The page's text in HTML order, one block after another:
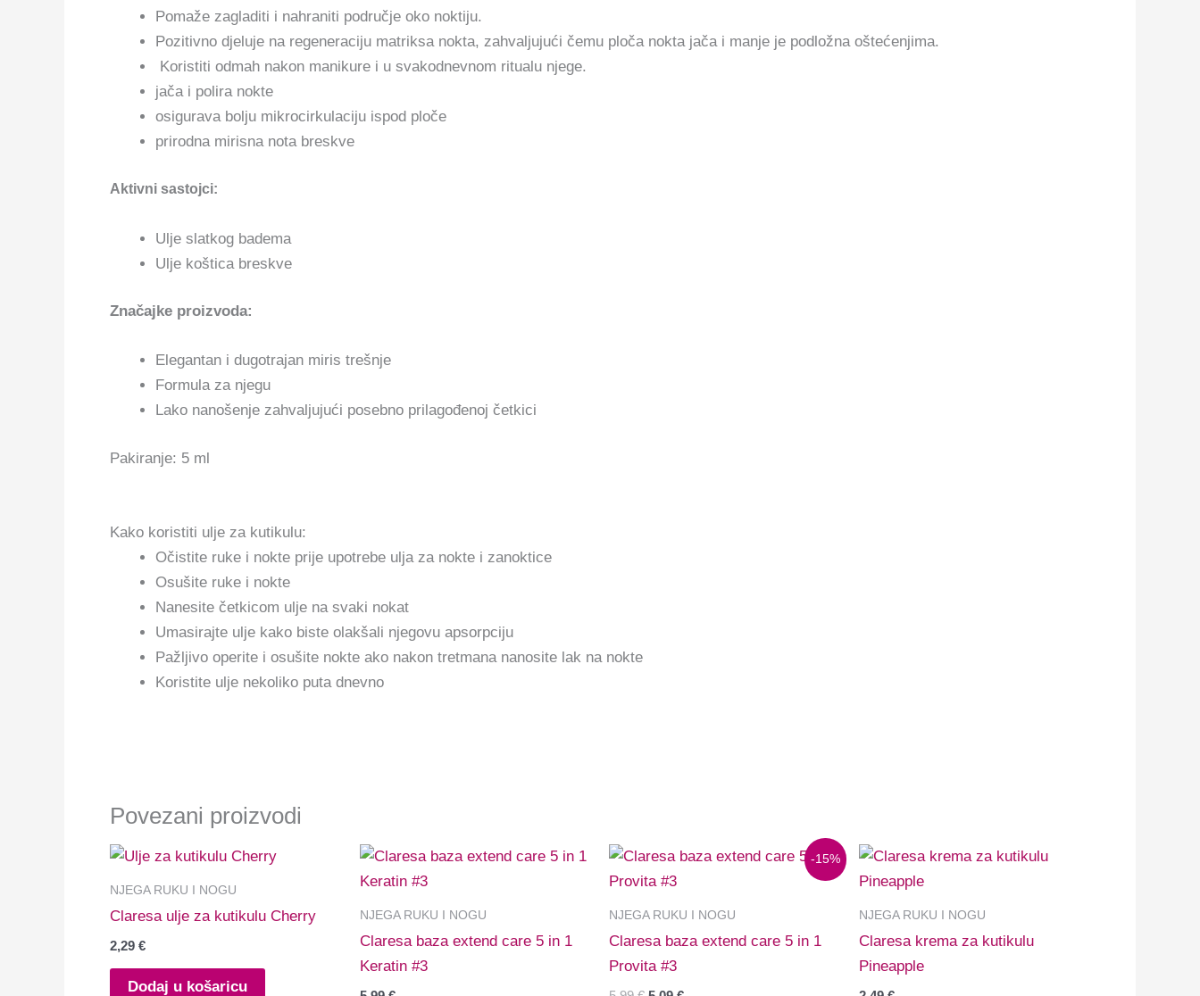
Pomaže zagladiti i nahraniti područje oko noktiju.
Pozitivno djeluje na regeneraciju matriksa nokta, zahvaljujući čemu ploča nokta jača i manje je podložna oštećenjima.
Koristiti odmah nakon manikure i u svakodnevnom ritualu njege.
jača i polira nokte
osigurava bolju mikrocirkulaciju ispod ploče
prirodna mirisna nota breskve
Aktivni sastojci:
Ulje slatkog badema
Ulje koštica breskve
Značajke proizvoda:
Elegantan i dugotrajan miris trešnje
Formula za njegu
Lako nanošenje zahvaljujući posebno prilagođenoj četkici
Pakiranje: 5 ml
Kako koristiti ulje za kutikulu:
Očistite ruke i nokte prije upotrebe ulja za nokte i zanoktice
Osušite ruke i nokte
Nanesite četkicom ulje na svaki nokat
Umasirajte ulje kako biste olakšali njegovu apsorpciju
Pažljivo operite i osušite nokte ako nakon tretmana nanosite lak na nokte
Koristite ulje nekoliko puta dnevno
Povezani proizvodi
NJEGA RUKU I NOGU
Claresa ulje za kutikulu Cherry
2,29 €
Dodaj u košaricu
NJEGA RUKU I NOGU
Claresa baza extend care 5 in 1
Keratin #3
-15%
NJEGA RUKU I NOGU
Claresa baza extend care 5 in 1
Provita #3
Izvorna
bila
5,99 €.
Trenutna
NJEGA RUKU I NOGU
Claresa krema za kutikulu
Pineapple